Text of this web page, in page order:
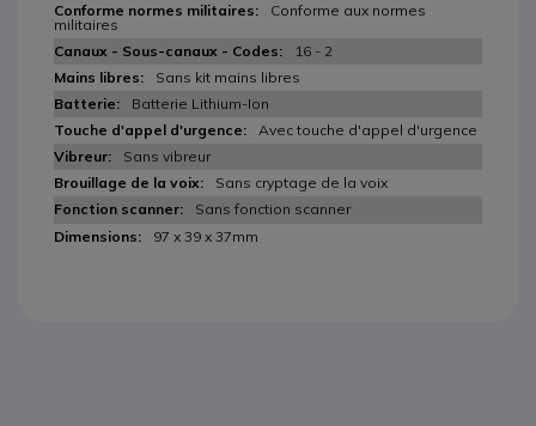
Conforme aux normes
militaires
16 - 2
Sans kit mains libres
Batterie Lithium-Ion
Avec touche d'appel d'urgence
Sans vibreur
Sans cryptage de la voix
Sans fonction scanner
97 x 39 x 37mm